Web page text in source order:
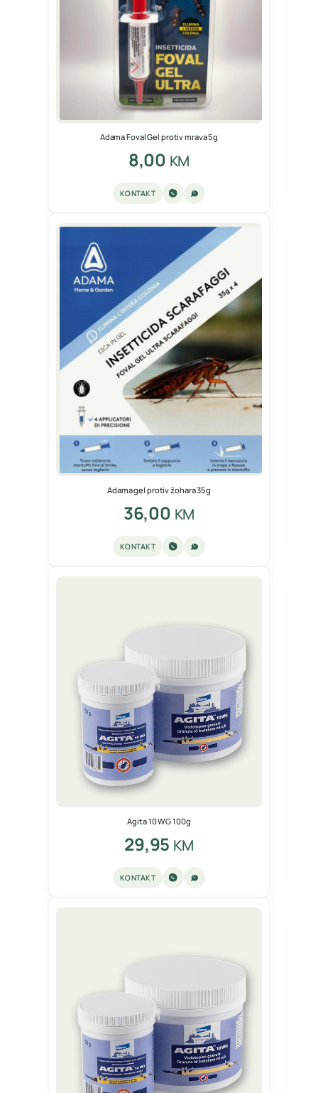
Adama Foval Gel protiv mrava 5g
8,00 KM
KONTAKT
Adama gel protiv žohara 35g
36,00 KM
KONTAKT
Agita 10 WG 100g
29,95 KM
KONTAKT